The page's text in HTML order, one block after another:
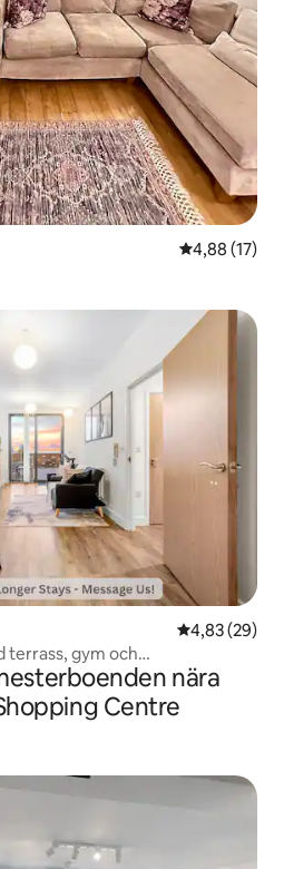
4,88 av 5 i
4,88 (17)
4,83 av 5 i
4,83 (29)
terrass, gym och
nära
Centre